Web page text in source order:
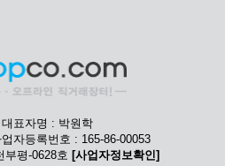
표자명 : 박원학
자등록번호 : 165-86-00053
부평-0628호 [사업자정보확인]